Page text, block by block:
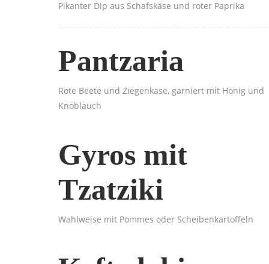
Pikanter Dip aus Schafskäse und roter Paprika
Pantzaria
Rote Beete und Ziegenkäse, garniert mit Honig und
Knoblauch
Gyros mit
Tzatziki
Wahlweise mit Pommes oder Scheibenkartoffeln